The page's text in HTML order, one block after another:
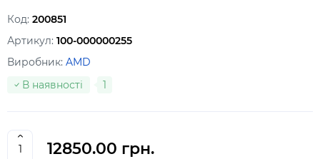
Код: 200851
Артикул: 100-000000255
Виробник: AMD
В наявності
1
12850.00 грн.